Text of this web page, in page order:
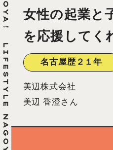
女性の起業と
を応援してく
名古屋歴２１年
美辺株式会社
美辺 香澄さん